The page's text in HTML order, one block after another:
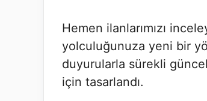
Hemen ilanlarımızı
yolculuğunuza yeni bir
duyurularla sürekli
için tasarlandı.